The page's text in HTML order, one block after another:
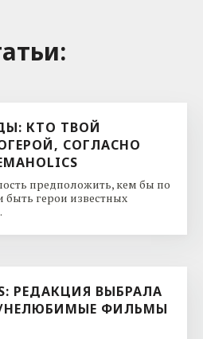
КТО ТВОЙ
СОГЛАСНО
предположить, кем бы по
быть герои известных
РЕДАКЦИЯ ВЫБРАЛА
ФИЛЬМЫ